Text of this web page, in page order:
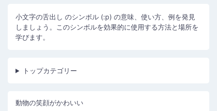
小文字の舌出し のシンボル (:p) の意味、使い方、例を発見
しましょう。このシンボルを効果的に使用する方法と場所を
学びます。
トップカテゴリー
動物の笑顔がかわいい